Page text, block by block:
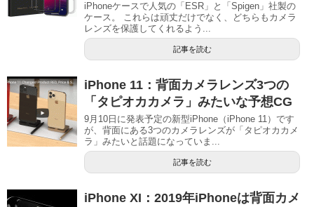
iPhoneケースで人気の「ESR」と「Spigen」社製の
ケース。 これらは頑丈だけでなく、どちらもカメラ
レンズを保護してくれるよう...
記事を読む
iPhone 11：背面カメラレンズ3つの
「タピオカカメラ」みたいな予想CG
9月10日に発表予定の新型iPhone（iPhone 11）です
が、背面にある3つのカメラレンズが「タピオカカメ
ラ」みたいと話題になっていま...
記事を読む
iPhone XI：2019年iPhoneは背面カメ